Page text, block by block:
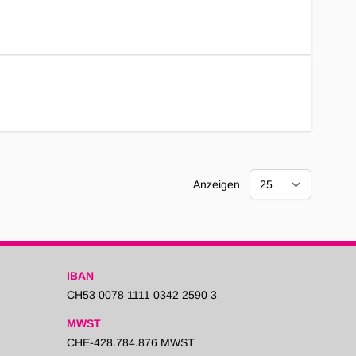
Anzeigen
IBAN
CH53 0078 1111 0342 2590 3
MWST
CHE-428.784.876 MWST